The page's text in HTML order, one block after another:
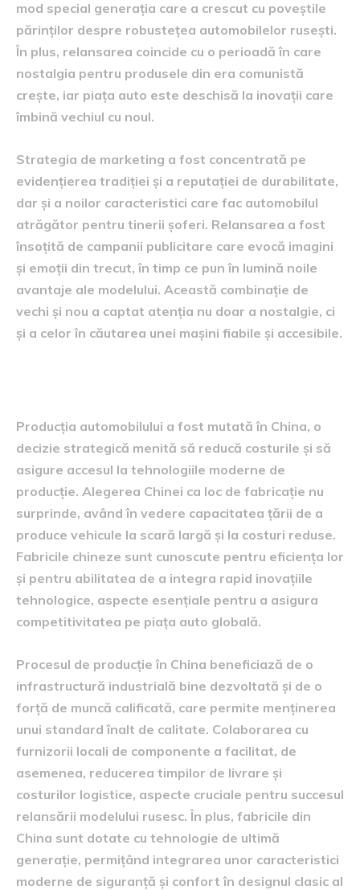
mod special generația care a crescut cu poveștile
părinților despre robustețea automobilelor rusești.
În plus, relansarea coincide cu o perioadă în care
nostalgia pentru produsele din era comunistă
crește, iar piața auto este deschisă la inovații care
îmbină vechiul cu noul.
Strategia de marketing a fost concentrată pe
evidențierea tradiției și a reputației de durabilitate,
dar și a noilor caracteristici care fac automobilul
atrăgător pentru tinerii șoferi. Relansarea a fost
însoțită de campanii publicitare care evocă imagini
și emoții din trecut, în timp ce pun în lumină noile
avantaje ale modelului. Această combinație de
vechi și nou a captat atenția nu doar a nostalgie, ci
și a celor în căutarea unei mașini fiabile și accesibile.
Producția automobilului a fost mutată în China, o
decizie strategică menită să reducă costurile și să
asigure accesul la tehnologiile moderne de
producție. Alegerea Chinei ca loc de fabricație nu
surprinde, având în vedere capacitatea țării de a
produce vehicule la scară largă și la costuri reduse.
Fabricile chineze sunt cunoscute pentru eficiența lor
și pentru abilitatea de a integra rapid inovațiile
tehnologice, aspecte esențiale pentru a asigura
competitivitatea pe piața auto globală.
Procesul de producție în China beneficiază de o
infrastructură industrială bine dezvoltată și de o
forță de muncă calificată, care permite menținerea
unui standard înalt de calitate. Colaborarea cu
furnizorii locali de componente a facilitat, de
asemenea, reducerea timpilor de livrare și
costurilor logistice, aspecte cruciale pentru succesul
relansării modelului rusesc. În plus, fabricile din
China sunt dotate cu tehnologie de ultimă
generație, permițând integrarea unor caracteristici
moderne de siguranță și confort în designul clasic al